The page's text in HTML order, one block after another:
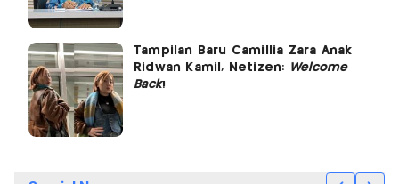
Tampilan Baru Camillia Zara Anak
Ridwan Kamil, Netizen:
Welcome
Back!